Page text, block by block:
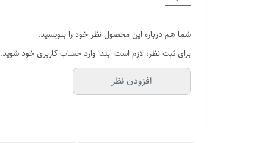
شما هم درباره این محصول نظر خود را بنویسید.
برای ثبت نظر، لازم است ابتدا وارد حساب کاربری خود شوید.
افزودن نظر